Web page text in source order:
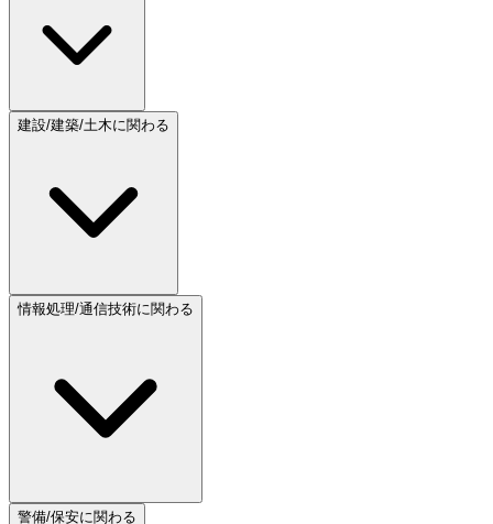
建設/建築/土木に関わる
情報処理/通信技術に関わる
警備/保安に関わる